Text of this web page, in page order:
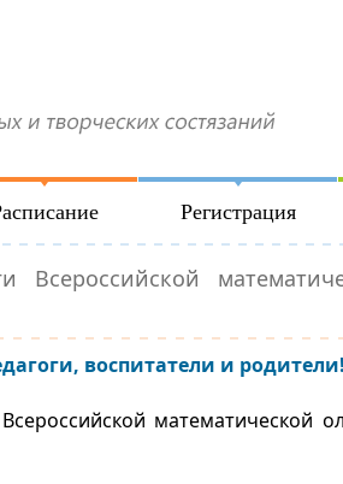
Регистрация
Всероссийской
воспитатели и родители!
математической